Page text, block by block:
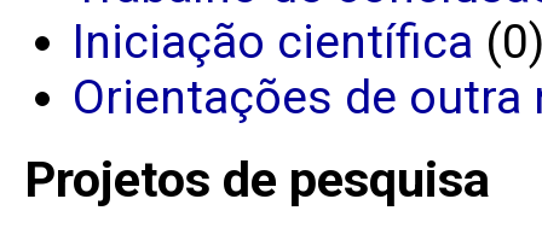
Iniciação científica
Orientações de outra
Projetos de pesquisa